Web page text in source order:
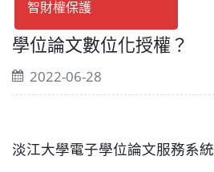
智財權保護
學位論文數位化授權？
2022-06-28
淡江大學電子學位論文服務系統